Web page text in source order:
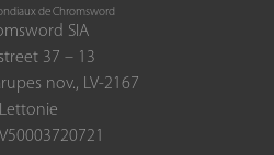
de Chromsword
SIA
37 – 13
nov., LV-2167
Lettonie